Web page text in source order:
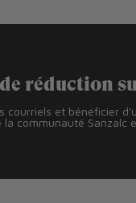
réduction
courriels et bénéficier
communauté Sanzalc